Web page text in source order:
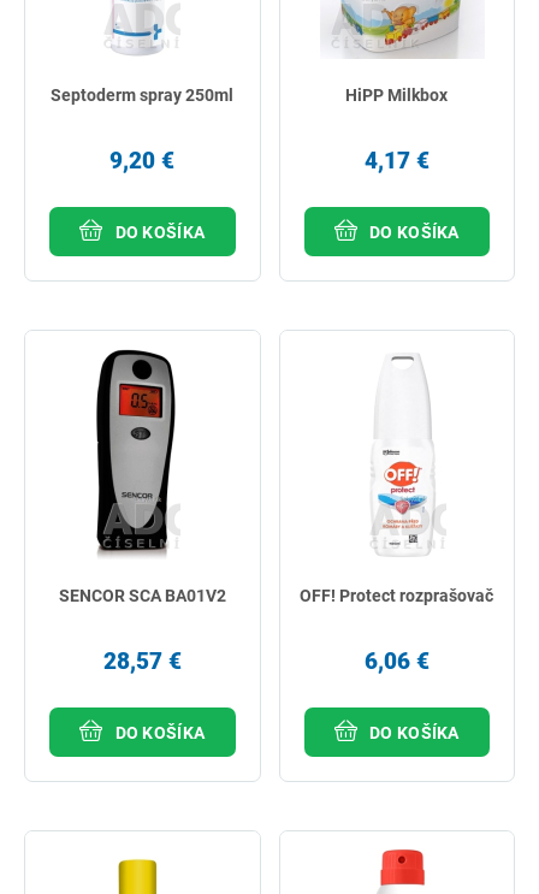
Septoderm spray 250ml
9,20 €
DO KOŠÍKA
HiPP Milkbox
4,17 €
DO KOŠÍKA
SENCOR SCA BA01V2
28,57 €
DO KOŠÍKA
OFF! Protect rozprašovač
6,06 €
DO KOŠÍKA